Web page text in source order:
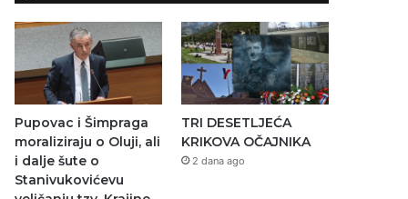
Pupovac i Šimpraga
moraliziraju o Oluji, ali
i dalje šute o
Stanivukovićevu
TRI DESETLJEĆA
KRIKOVA OČAJNIKA
2 dana ago